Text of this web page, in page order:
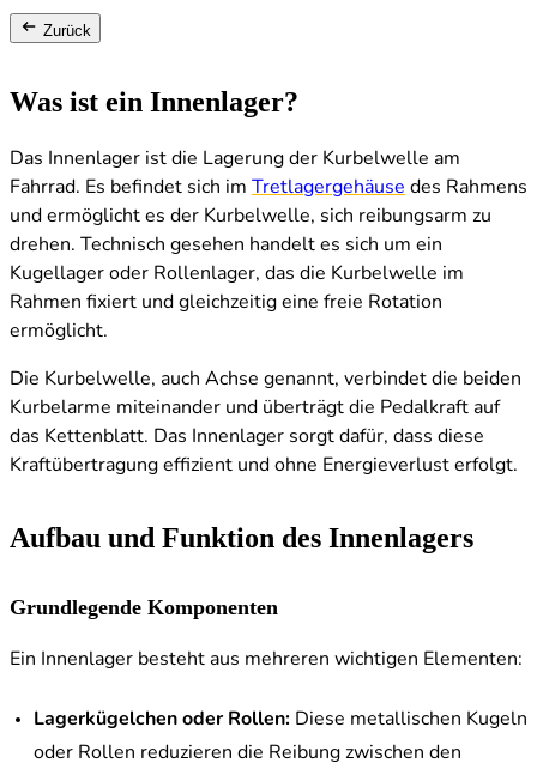
Zurück
Was ist ein Innenlager?
Das Innenlager ist die Lagerung der Kurbelwelle am
Fahrrad. Es befindet sich im
Tretlagergehäuse des Rahmens
und ermöglicht es der Kurbelwelle, sich reibungsarm zu
drehen. Technisch gesehen handelt es sich um ein
Kugellager oder Rollenlager, das die Kurbelwelle im
Rahmen fixiert und gleichzeitig eine freie Rotation
ermöglicht.
Die Kurbelwelle, auch Achse genannt, verbindet die beiden
Kurbelarme miteinander und überträgt die Pedalkraft auf
das Kettenblatt. Das Innenlager sorgt dafür, dass diese
Kraftübertragung effizient und ohne Energieverlust erfolgt.
Aufbau und Funktion des Innenlagers
Grundlegende Komponenten
Ein Innenlager besteht aus mehreren wichtigen Elementen:
Lagerkügelchen oder Rollen: Diese metallischen Kugeln
oder Rollen reduzieren die Reibung zwischen den